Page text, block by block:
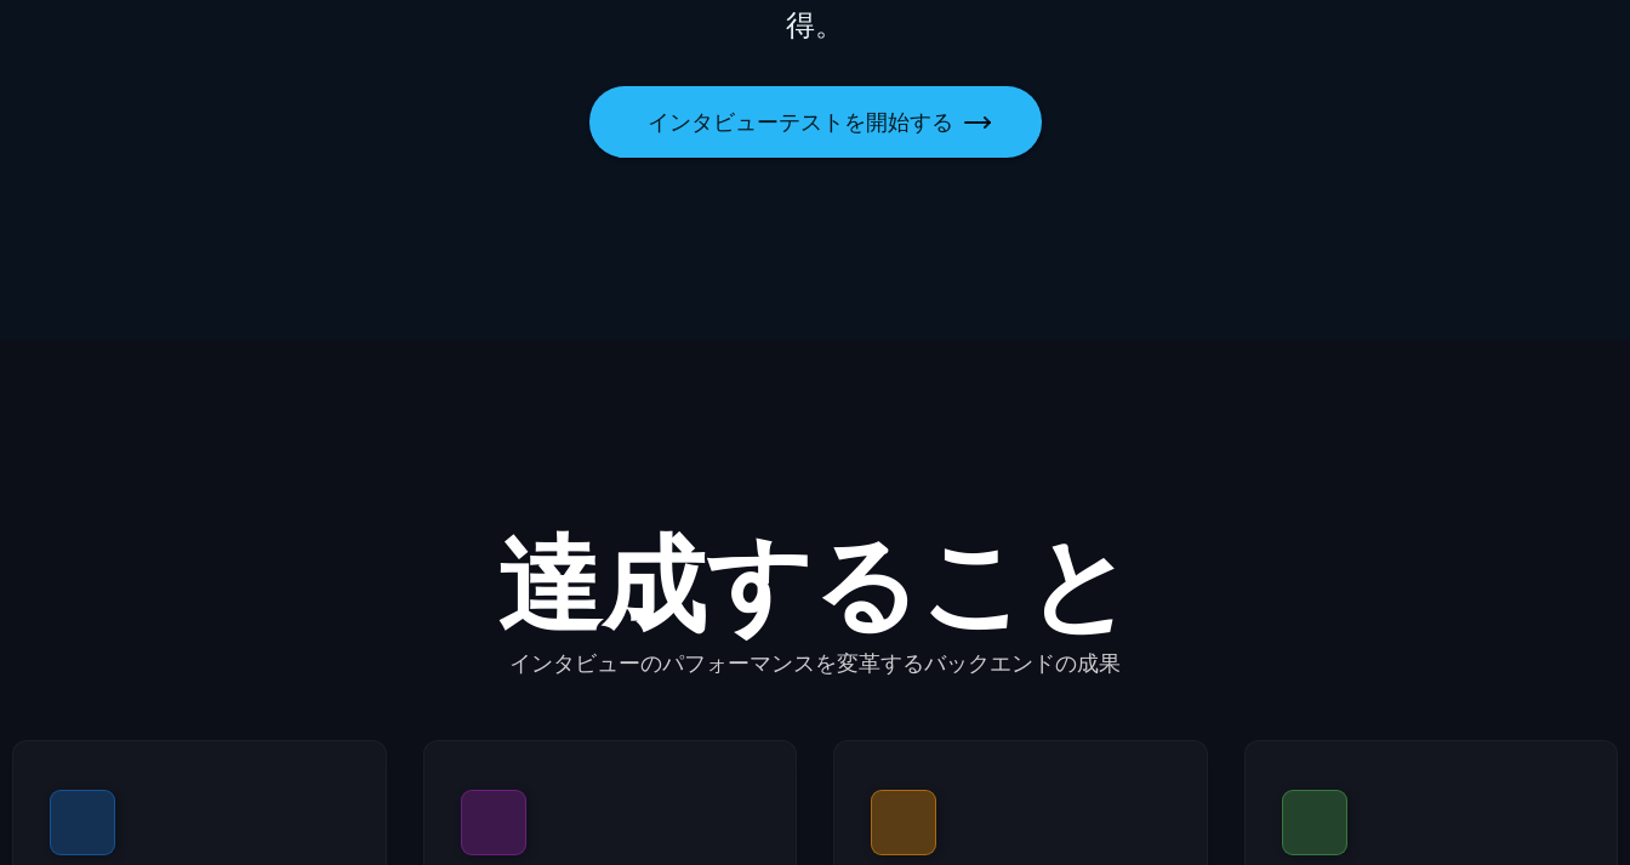
得。
インタビューテストを開始する
達成すること
インタビューのパフォーマンスを変革するバックエンドの成果